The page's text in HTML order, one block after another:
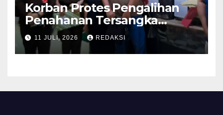
Korban Protes Pengalihan
Penahanan Tersangka
Pemalsuan Merek Skincare,
Kasi Penkum Kejati Jatim:
Nanti Saya Tegur Jaksanya
11 JULI, 2026 REDAKSI